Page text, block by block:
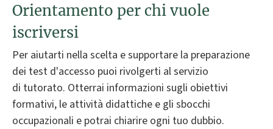
Orientamento per chi vuole
iscriversi
Per aiutarti nella scelta e supportare la preparazione
dei test d'accesso puoi rivolgerti al servizio
di tutorato. Otterrai informazioni sugli obiettivi
formativi, le attività didattiche e gli sbocchi
occupazionali e potrai chiarire ogni tuo dubbio.